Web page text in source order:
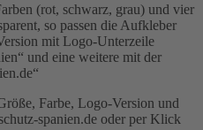
(rot, schwarz, grau) und vier
so passen die Aufkleber
mit Logo-Unterzeile
und eine weitere mit der
Farbe, Logo-Version und
spanien.de oder per Klick